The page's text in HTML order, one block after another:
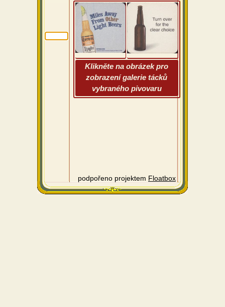
Klikněte na obrázek pro
zobrazení galerie tácků
vybraného pivovaru
podpořeno projektem Floatbox